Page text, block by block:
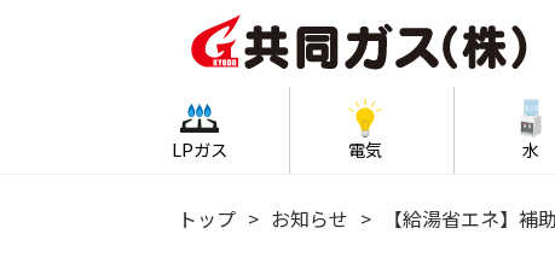
LPガス 電気 水
トップ お知らせ 【給湯省エネ】補